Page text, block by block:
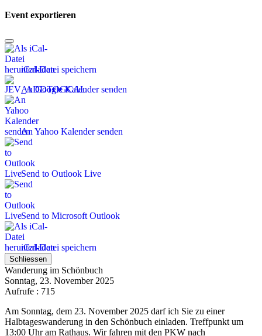
Event exportieren
iCal-Datei speichern
An Google Kalender senden
An Yahoo Kalender senden
Send to Outlook Live
Send to Microsoft Outlook
iCal-Datei speichern
Schliessen
Wanderung im Schönbuch
Sonntag, 23. November 2025
Aufrufe : 715
Am Sonntag, dem 23. November 2025 darf ich Sie zu einer
Halbtageswanderung in den Schönbuch einladen. Treffpunkt um
13:00 Uhr am Rathaus. Wir fahren mit den PKW nach